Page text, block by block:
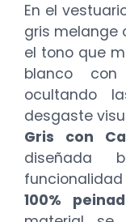
En el
gris melange
el tono que
blanco
ocultando
desgaste
Gris con
diseñada
100%